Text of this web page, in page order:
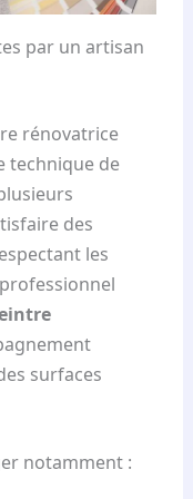
par un artisan
rénovatrice
technique de
des
les
surfaces
notamment :